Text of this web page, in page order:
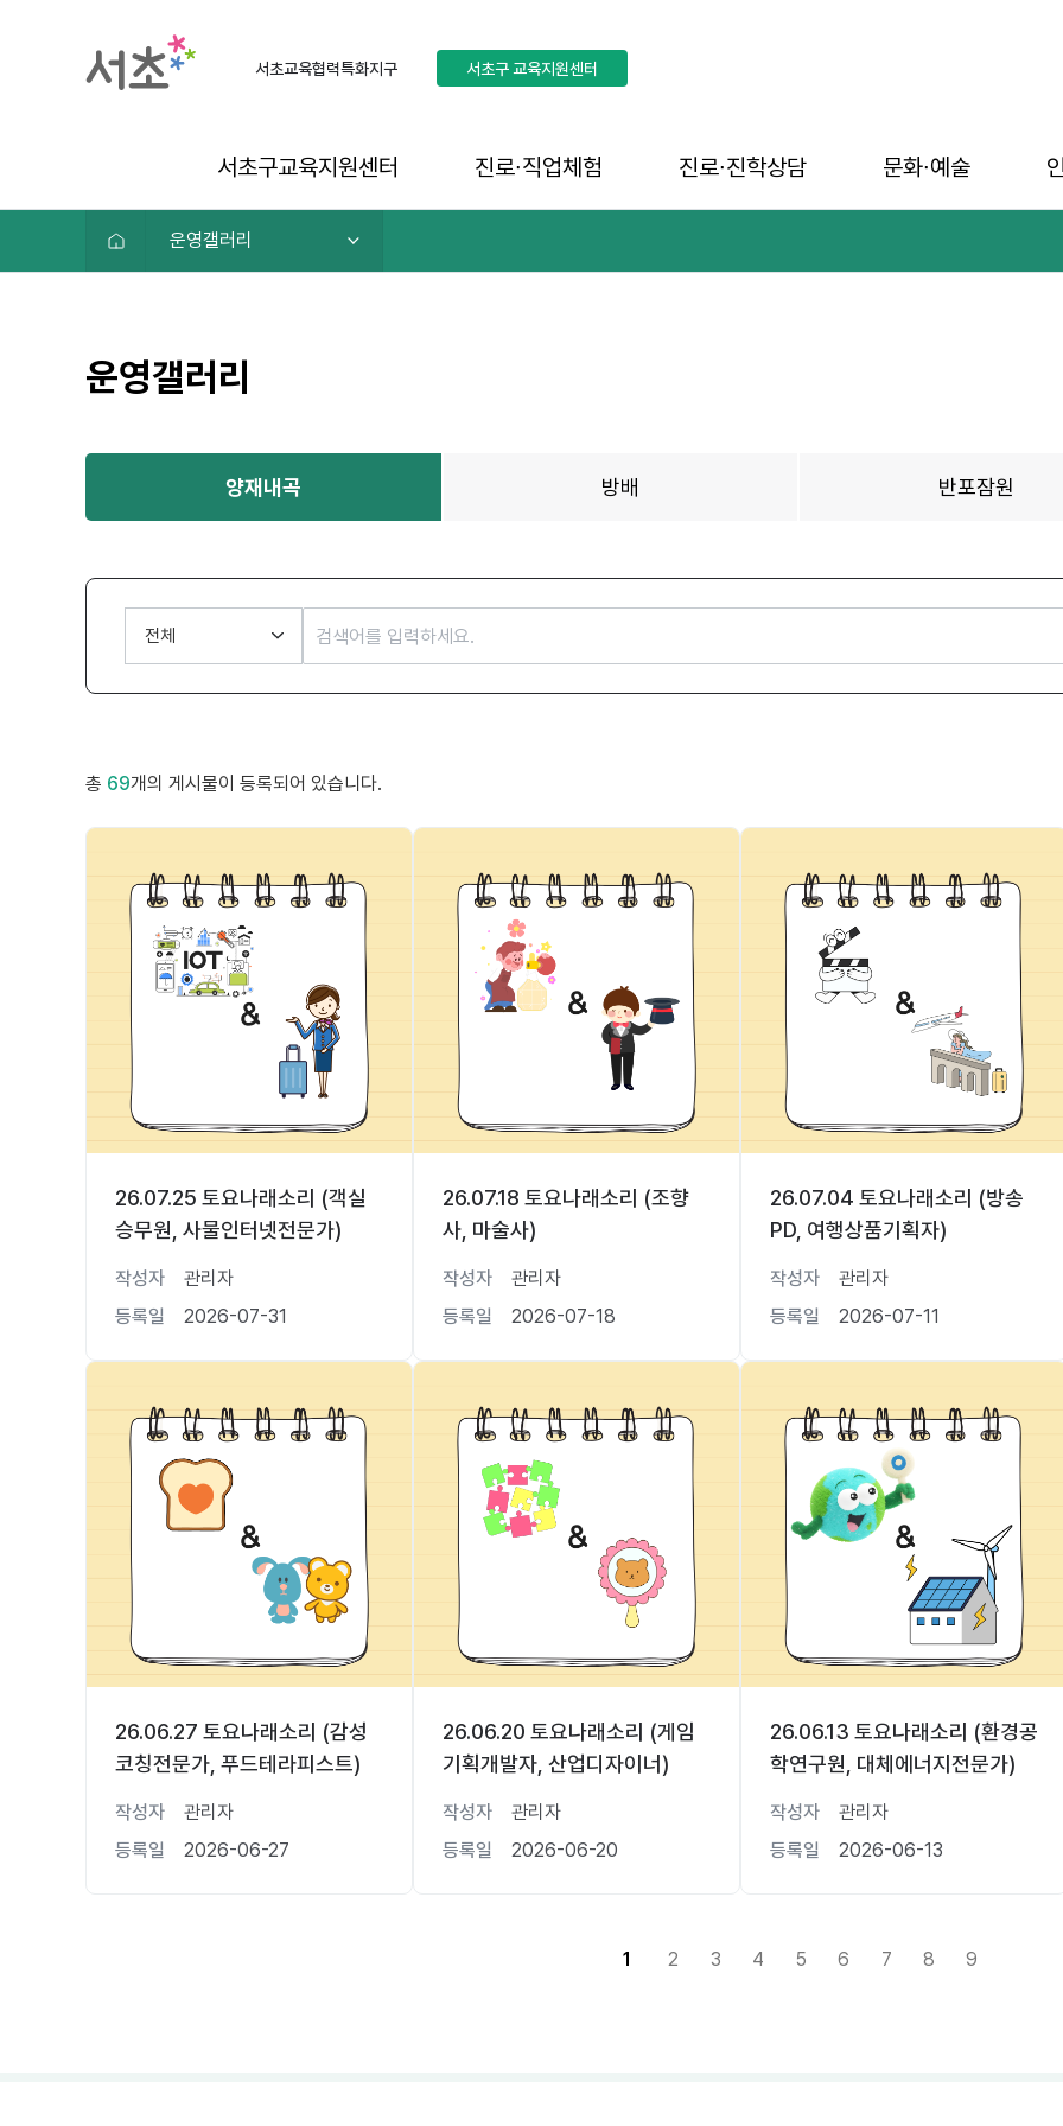
서초교육협력특화지구 서초구교육지원센터
서초구교육지원센터 진로∙직업체험 진로∙진학상담 문화∙예술
운영갤러리
운영갤러리
양재내곡 방배 반포잠원
총 69개의 게시물이 등록되어 있습니다.
26.07.25 토요나래소리 (객실
승무원, 사물인터넷전문가)
작성자
관리자
등록일
2026-07-31
26.07.18 토요나래소리 (조향
사, 마술사)
작성자
관리자
등록일
2026-07-18
26.07.04 토요나래소리 (방송
PD, 여행상품기획자)
작성자
관리자
등록일
2026-07-11
26.06.27 토요나래소리 (감성
코칭전문가, 푸드테라피스트)
작성자
관리자
등록일
2026-06-27
26.06.20 토요나래소리 (게임
기획개발자, 산업디자이너)
작성자
관리자
등록일
2026-06-20
26.06.13 토요나래소리 (환경공
학연구원, 대체에너지전문가)
작성자
관리자
등록일
2026-06-13
1 2 3 4 5 6 7 8 9